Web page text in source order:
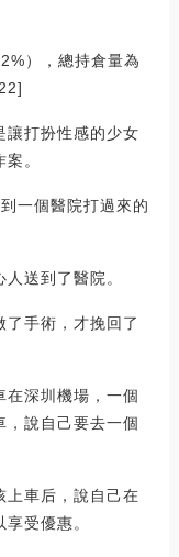
），總持倉量為
讓打扮性感的少女
。
一個醫院打過來的
送到了醫院。
手術，才挽回了
在深圳機場，一個
，說自己要去一個
上車后，說自己在
受優惠。